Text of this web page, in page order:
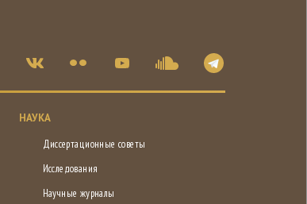
НАУКА
Диссертационные советы
Исследования
Научные журналы